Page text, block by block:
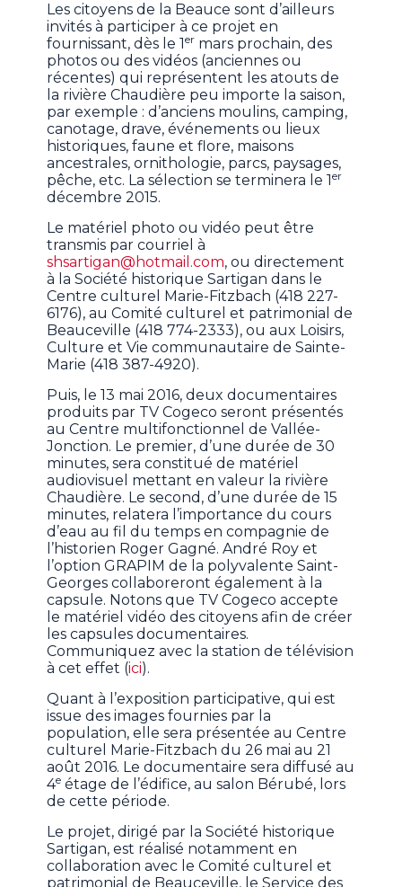
Les citoyens de la Beauce sont d’ailleurs
invités à participer à ce projet en
fournissant, dès le 1er mars prochain, des
photos ou des vidéos (anciennes ou
récentes) qui représentent les atouts de
la rivière Chaudière peu importe la saison,
par exemple : d’anciens moulins, camping,
canotage, drave, événements ou lieux
historiques, faune et flore, maisons
ancestrales, ornithologie, parcs, paysages,
pêche, etc. La sélection se terminera le 1er
décembre 2015.
Le matériel photo ou vidéo peut être
transmis par courriel à
shsartigan@hotmail.com, ou directement
à la Société historique Sartigan dans le
Centre culturel Marie-Fitzbach (418 227-
6176), au Comité culturel et patrimonial de
Beauceville (418 774-2333), ou aux Loisirs,
Culture et Vie communautaire de Sainte-
Marie (418 387-4920).
Puis, le 13 mai 2016, deux documentaires
produits par TV Cogeco seront présentés
au Centre multifonctionnel de Vallée-
Jonction. Le premier, d’une durée de 30
minutes, sera constitué de matériel
audiovisuel mettant en valeur la rivière
Chaudière. Le second, d’une durée de 15
minutes, relatera l’importance du cours
d’eau au fil du temps en compagnie de
l’historien Roger Gagné. André Roy et
l’option GRAPIM de la polyvalente Saint-
Georges collaboreront également à la
capsule. Notons que TV Cogeco accepte
le matériel vidéo des citoyens afin de créer
les capsules documentaires.
Communiquez avec la station de télévision
à cet effet (ici).
Quant à l’exposition participative, qui est
issue des images fournies par la
population, elle sera présentée au Centre
culturel Marie-Fitzbach du 26 mai au 21
août 2016. Le documentaire sera diffusé au
4e étage de l’édifice, au salon Bérubé, lors
de cette période.
Le projet, dirigé par la Société historique
Sartigan, est réalisé notamment en
collaboration avec le Comité culturel et
patrimonial de Beauceville, le Service des